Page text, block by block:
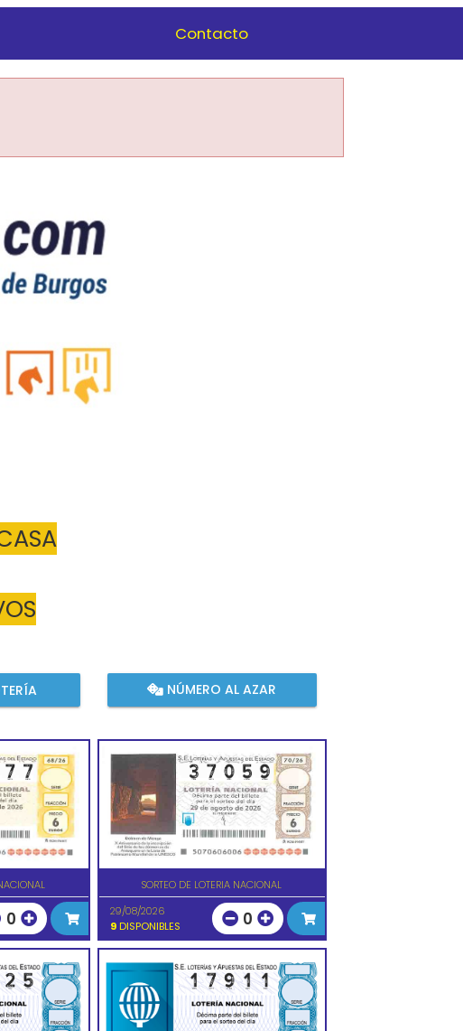
Contacto
NÚMERO AL AZAR
0
SORTEO DE LOTERIA NACIONAL
29/08/2026
9DISPONIBLES 0